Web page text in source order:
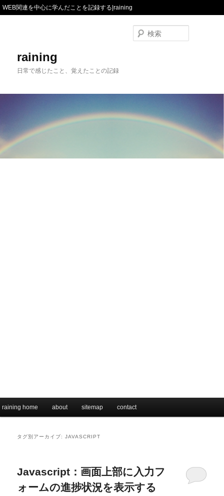
WEB関連を中心に学んだことを記録する|raining
raining
日常で感じたこと、覚えたことの記録
メインコンテンツへ移動
サブコンテンツへ移動
raining home about sitemap contact
タグ別アーカイブ:JAVASCRIPT
Javascript：画面上部に入力フ
ォームの進捗状況を表示する